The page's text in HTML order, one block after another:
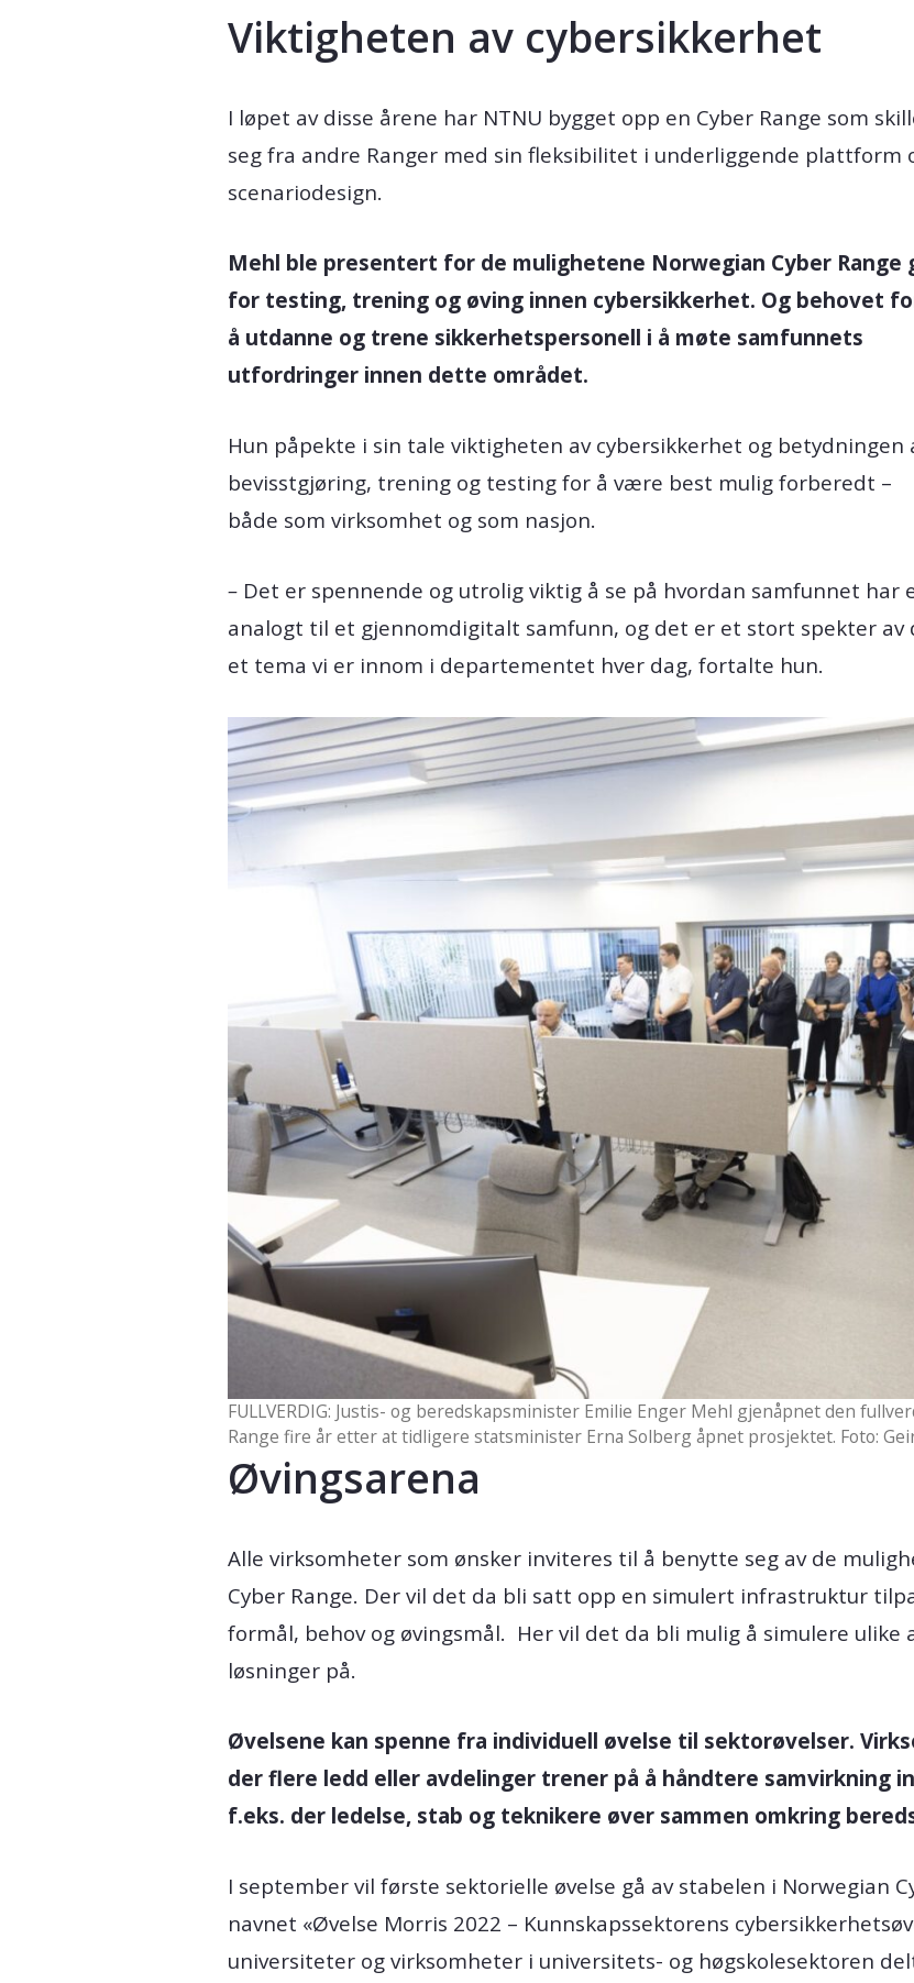
Viktigheten av cybersikkerhet
I løpet av disse årene har NTNU bygget opp en Cyber Range som
seg fra andre Ranger med sin fleksibilitet i underliggende plattform
scenariodesign.
Mehl ble presentert for de mulighetene Norwegian Cyber Range
for testing, trening og øving innen cybersikkerhet. Og behovet
å utdanne og trene sikkerhetspersonell i å møte samfunnets
utfordringer innen dette området.
Hun påpekte i sin tale viktigheten av cybersikkerhet og betydningen
bevisstgjøring, trening og testing for å være best mulig forberedt –
både som virksomhet og som nasjon.
– Det er spennende og utrolig viktig å se på hvordan samfunnet har
analogt til et gjennomdigitalt samfunn, og det er et stort spekter
et tema vi er innom i departementet hver dag, fortalte hun.
FULLVERDIG: Justis- og beredskapsminister Emilie Enger Mehl gjenåpnet den
Range fire år etter at tidligere statsminister Erna Solberg åpnet prosjektet. Foto:
Øvingsarena
Alle virksomheter som ønsker inviteres til å benytte seg av de
Cyber Range. Der vil det da bli satt opp en simulert infrastruktur
formål, behov og øvingsmål. Her vil det da bli mulig å simulere
løsninger på.
Øvelsene kan spenne fra individuell øvelse til sektorøvelser.
der flere ledd eller avdelinger trener på å håndtere samvirkning
f.eks. der ledelse, stab og teknikere øver sammen omkring
I september vil første sektorielle øvelse gå av stabelen i Norwegian
navnet «Øvelse Morris 2022 – Kunnskapssektorens
universiteter og virksomheter i universitets- og høgskolesektoren